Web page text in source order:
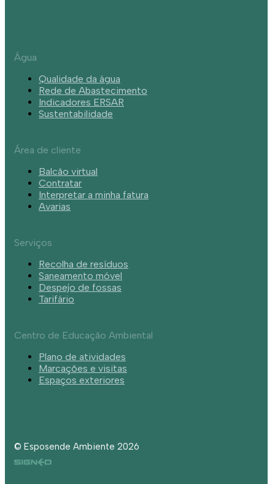
Água
Qualidade da água
Rede de Abastecimento
Indicadores ERSAR
Sustentabilidade
Área de cliente
Balcão virtual
Contratar
Interpretar a minha fatura
Avarias
Serviços
Recolha de resíduos
Saneamento móvel
Despejo de fossas
Tarifário
Centro de Educação Ambiental
Plano de atividades
Marcações e visitas
Espaços exteriores
© Esposende Ambiente 2026